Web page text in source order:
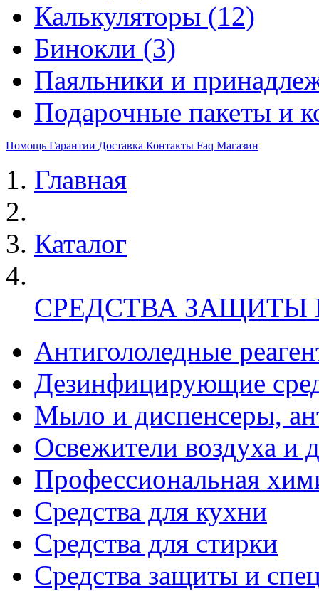
Калькуляторы (12)
Бинокли (3)
Паяльники и
Подарочные пакеты и
Помощь Гарантии Доставка Контакты Faq Магазин
Главная
Каталог
СРЕДСТВА
Антигололедные
Дезинфицирующие
Мыло и диспенсеры,
Освежители воздуха и
Профессиональная
Средства для кухни
Средства для стирки
Средства защиты и